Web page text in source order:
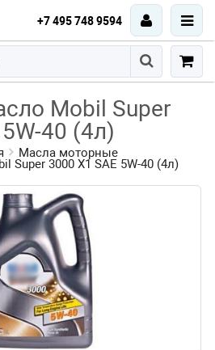
+7 495 748 9594
Mobil Super
40 (4л)
Масла моторные
Super 3000 X1 SAE 5W-40 (4л)